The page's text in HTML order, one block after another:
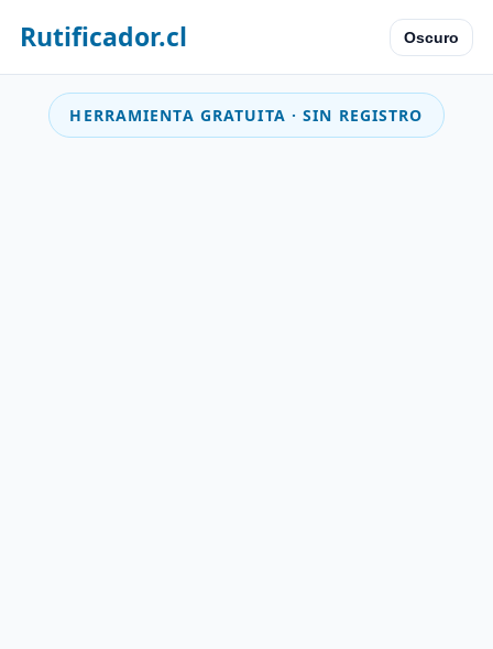
Rutificador.cl Oscuro
HERRAMIENTA GRATUITA · SIN REGISTRO